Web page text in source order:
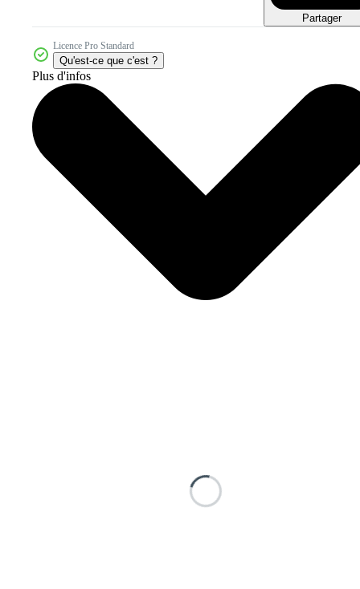
Partager
Licence Pro Standard
Qu'est-ce que c'est ?
Plus d'infos